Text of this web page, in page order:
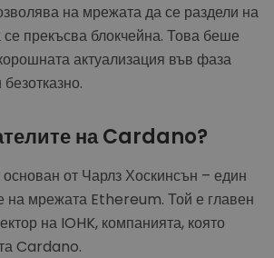
на мрежата да се раздели на
прекъсва блокчейна. Това беше
актуализация във фаза
на Cardano?
от Чарлз Хоскинсън – един
на мрежата Ethereum. Той е главен
на IOHK, компанията, която
Cardano.